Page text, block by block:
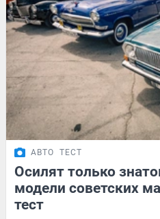
АВТО ТЕСТ
Осилят только
модели советских
тест